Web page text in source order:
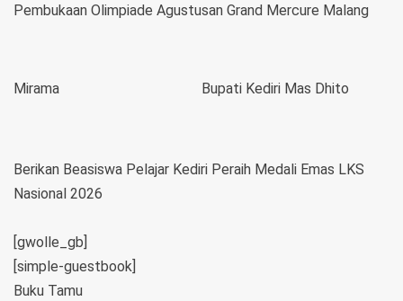
Pembukaan Olimpiade Agustusan Grand Mercure Malang
Mirama Bupati Kediri Mas Dhito
Berikan Beasiswa Pelajar Kediri Peraih Medali Emas LKS
Nasional 2026
[gwolle_gb]
[simple-guestbook]
Buku Tamu